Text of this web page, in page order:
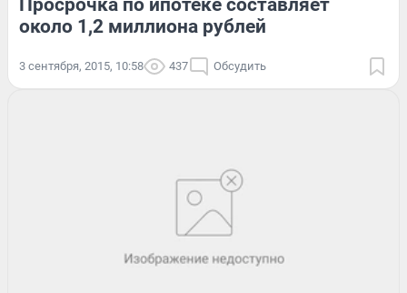
Просрочка по ипотеке составляет
около 1,2 миллиона рублей
3 сентября, 2015, 10:58 437 Обсудить